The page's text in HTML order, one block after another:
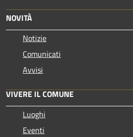
NOVITÀ
Notizie
Comunicati
Avvisi
VIVERE IL COMUNE
Luoghi
Eventi